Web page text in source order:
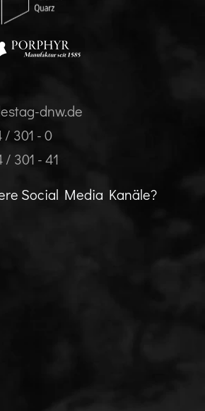
dnw.de
/ 301 - 0
/ 301 - 41
Social Media Kanäle?